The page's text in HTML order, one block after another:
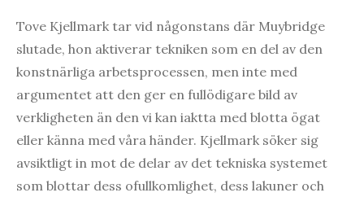
Tove Kjellmark tar vid någonstans där Muybridge
slutade, hon aktiverar tekniken som en del av den
konstnärliga arbetsprocessen, men inte med
argumentet att den ger en fullödigare bild av
verkligheten än den vi kan iaktta med blotta ögat
eller känna med våra händer. Kjellmark söker sig
avsiktligt in mot de delar av det tekniska systemet
som blottar dess ofullkomlighet, dess lakuner och